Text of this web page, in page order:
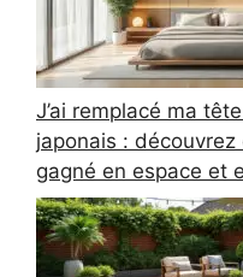
J’ai remplacé ma
japonais :
gagné en espace et